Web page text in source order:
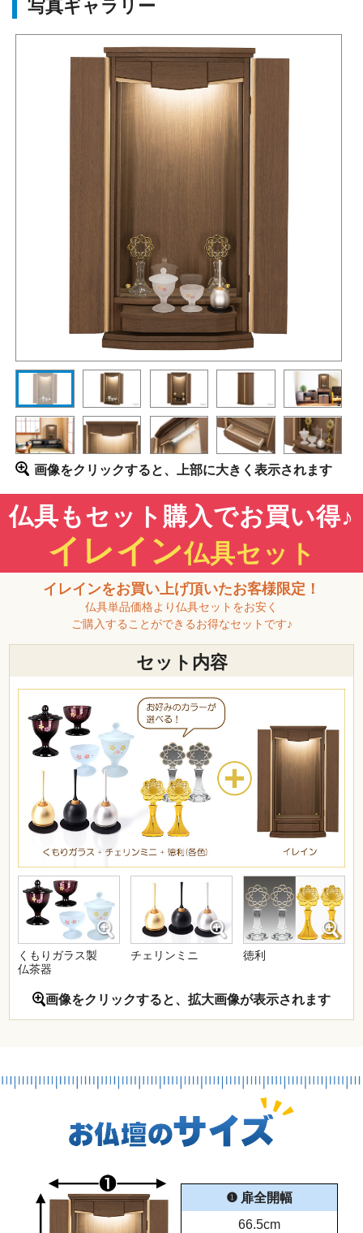
写真ギャラリー
画像をクリックすると、上部に大きく表示されます
仏具もセット購入でお買い得♪
イレイン仏具セット
イレインをお買い上げ頂いたお客様限定！
仏具単品価格より仏具セットをお安く
ご購入することができるお得なセットです♪
セット内容
くもりガラス製
仏茶器
チェリンミニ 徳利
画像をクリックすると、拡大画像が表示されます
❶ 扉全開幅
66.5cm